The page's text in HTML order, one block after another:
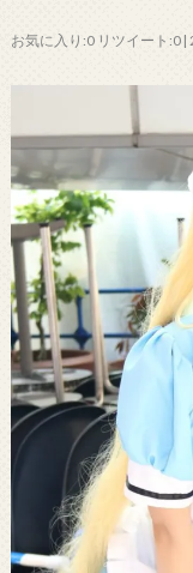
お気に入り:0 リツイート:0